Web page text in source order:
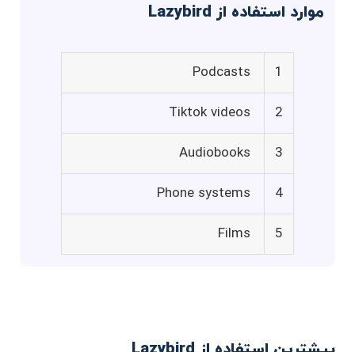
موارد استفاده از Lazybird
1
Podcasts
2
Tiktok videos
3
Audiobooks
4
Phone systems
5
Films